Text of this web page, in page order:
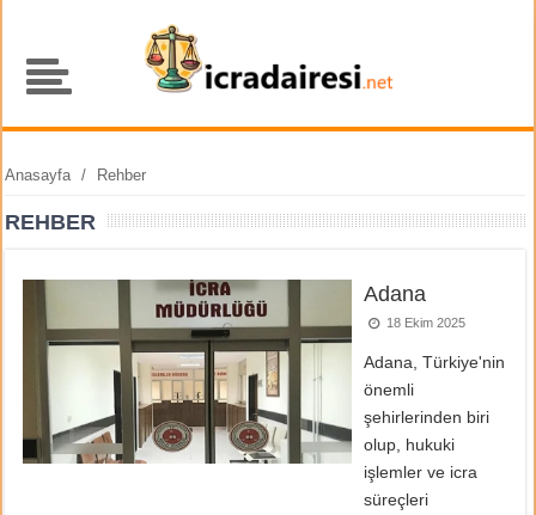
Anasayfa / Rehber
REHBER
Adana
18 Ekim 2025
Adana, Türkiye'nin
önemli
şehirlerinden biri
olup, hukuki
işlemler ve icra
süreçleri